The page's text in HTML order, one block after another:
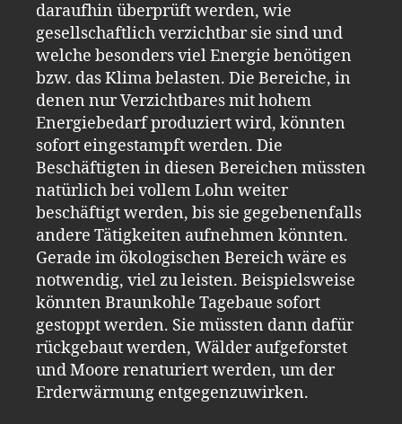
daraufhin überprüft werden, wie
gesellschaftlich verzichtbar sie sind und
welche besonders viel Energie benötigen
bzw. das Klima belasten. Die Bereiche, in
denen nur Verzichtbares mit hohem
Energiebedarf produziert wird, könnten
sofort eingestampft werden. Die
Beschäftigten in diesen Bereichen müssten
natürlich bei vollem Lohn weiter
beschäftigt werden, bis sie gegebenenfalls
andere Tätigkeiten aufnehmen könnten.
Gerade im ökologischen Bereich wäre es
notwendig, viel zu leisten. Beispielsweise
könnten Braunkohle Tagebaue sofort
gestoppt werden. Sie müssten dann dafür
rückgebaut werden, Wälder aufgeforstet
und Moore renaturiert werden, um der
Erderwärmung entgegenzuwirken.